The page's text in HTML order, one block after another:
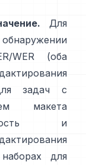
Для
WER (оба
задач с
макета
и
наборах для